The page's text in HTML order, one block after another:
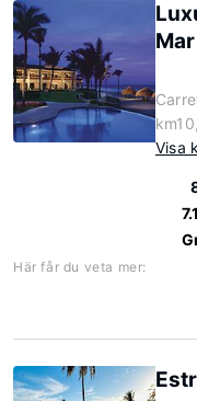
Mar
Visa
Här får du veta mer: